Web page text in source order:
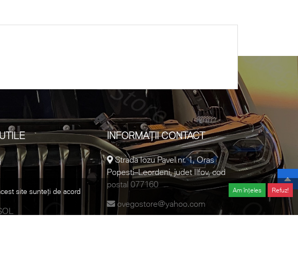
INFORMAȚII CONTACT
Strada Iozu Pavel nr. 1, Oras
Popesti–Leordeni, judet Ilfov, cod
postal 077160
ovegostore@yahoo.com
site sunteți de acord
Am înțeles Refuz!